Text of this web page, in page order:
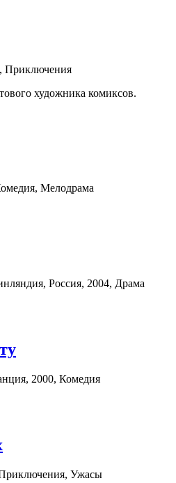
художника комиксов.
Мелодрама
Россия, 2004, Драма
2000, Комедия
Ужасы